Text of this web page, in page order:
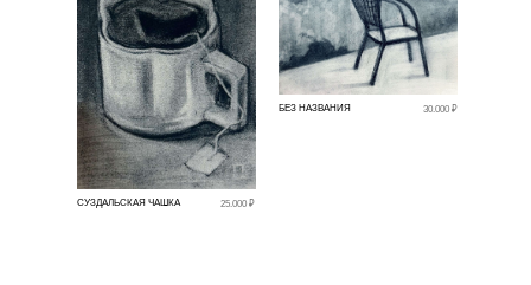
СУЗДАЛЬСКАЯ ЧАШКА 25.000 ₽
БЕЗ НАЗВАНИЯ 30.000 ₽